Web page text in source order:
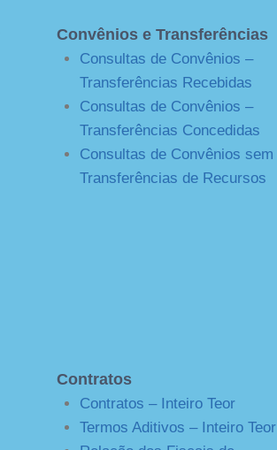
Convênios e Transferências
Consultas de Convênios –
Transferências Recebidas
Consultas de Convênios –
Transferências Concedidas
Consultas de Convênios sem
Transferências de Recursos
Contratos
Contratos – Inteiro Teor
Termos Aditivos – Inteiro Teor